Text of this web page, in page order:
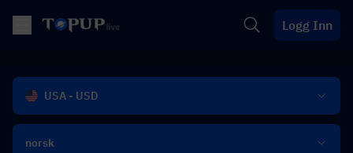
Logg Inn
USA - USD
norsk